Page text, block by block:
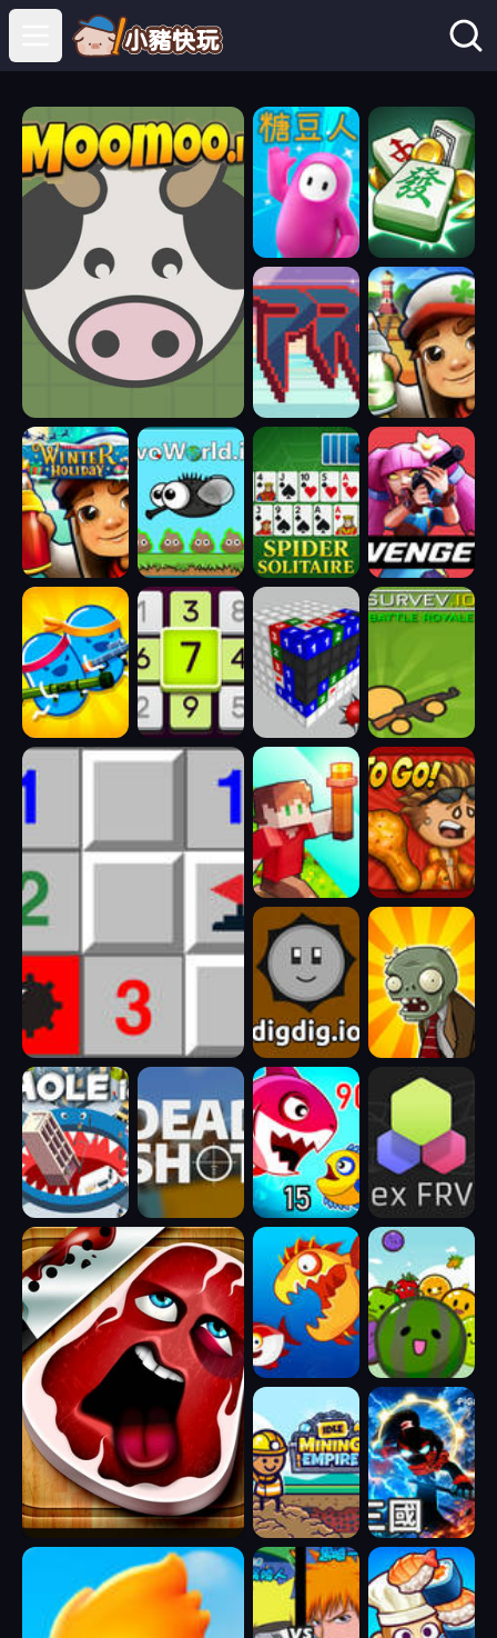
Open main menu